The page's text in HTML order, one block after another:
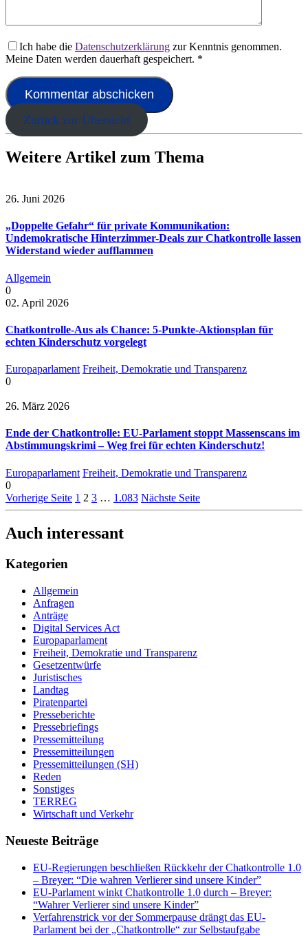
Ich habe die Datenschutzerklärung zur Kenntnis genommen.
Meine Daten werden dauerhaft gespeichert. *
Zurück zur Übersicht
Weitere Artikel zum Thema
26. Juni 2026
„Doppelte Gefahr“ für private Kommunikation:
Undemokratische Hinterzimmer-Deals zur Chatkontrolle lassen
Widerstand wieder aufflammen
Allgemein
0
02. April 2026
Chatkontrolle-Aus als Chance: 5-Punkte-Aktionsplan für
echten Kinderschutz vorgelegt
Europaparlament Freiheit, Demokratie und Transparenz
0
26. März 2026
Ende der Chatkontrolle: EU-Parlament stoppt Massenscans im
Abstimmungskrimi – Weg frei für echten Kinderschutz!
Europaparlament Freiheit, Demokratie und Transparenz
0
Vorherige Seite 1 2 3 … 1.083 Nächste Seite
Auch interessant
Kategorien
Allgemein
Anfragen
Anträge
Digital Services Act
Europaparlament
Freiheit, Demokratie und Transparenz
Gesetzentwürfe
Juristisches
Landtag
Piratenpartei
Presseberichte
Pressebriefings
Pressemitteilung
Pressemitteilungen
Pressemitteilungen (SH)
Reden
Sonstiges
TERREG
Wirtschaft und Verkehr
Neueste Beiträge
EU-Regierungen beschließen Rückkehr der Chatkontrolle 1.0
– Breyer: “Die wahren Verlierer sind unsere Kinder”
EU-Parlament winkt Chatkontrolle 1.0 durch – Breyer:
“Wahrer Verlierer sind unsere Kinder”
Verfahrenstrick vor der Sommerpause drängt das EU-
Parlament bei der „Chatkontrolle“ zur Selbstaufgabe